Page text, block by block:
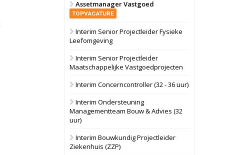
22 september 2026
28 september 2026
Grootschalig
bedrijventerrein
Bekijk
Schuinesloot
27 augustus 2026 Binnenvaartschip
17 september 2026
Assetmanager Vastgoed
TOPVACATURE
Interim Senior Projectleider Fysieke
Leefomgeving
Interim Senior Projectleider
Maatschappelijke Vastgoedprojecten
Interim Concerncontroller (32 - 36 uur)
Interim Ondersteuning
Managementteam Bouw & Advies (32
uur)
Interim Bouwkundig Projectleider
Ziekenhuis (ZZP)